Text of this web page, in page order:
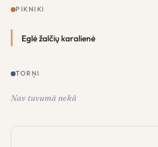
PIKNIKI
Eglė žalčių karalienė
TORŅI
Nav tuvumā nekā